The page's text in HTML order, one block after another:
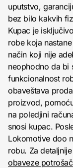
uputstvo,
bez bilo kakvih
Kupac je
robe koja
način koji nije
neophodno da bi
funkcionalnost
obaveštava
proizvod,
na poledjini
snosi kupac.
Lokomotive doo
robu. Za
obaveze